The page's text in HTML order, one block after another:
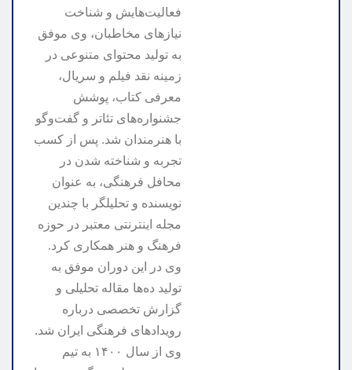
فعالیت‌هایش و شناخت
نیازهای مخاطبان، وی موفق
به تولید محتوای متنوعی در
زمینه نقد فیلم و سریال،
معرفی کتاب، پوشش
جشنواره‌های تئاتر و گفت‌وگو
با هنرمندان شد. پس از کسب
تجربه و شناخته شدن در
محافل فرهنگی، به عنوان
نویسنده و تحلیلگر با چندین
مجله اینترنتی معتبر در حوزه
فرهنگ و هنر همکاری کرد.
وی در این دوران موفق به
تولید ده‌ها مقاله تحلیلی و
گزارش تخصصی درباره
رویدادهای فرهنگی ایران شد.
وی از سال ۱۴۰۰ به تیم